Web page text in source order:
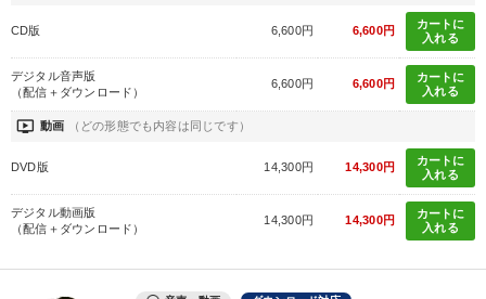
CD版 6,600円 6,600円
カートに
入れる
デジタル音声版
（配信＋ダウンロード）
6,600円 6,600円
カートに
入れる
ondemand_video 動画 （どの形態でも内容は同じです）
DVD版 14,300円 14,300円
カートに
入れる
デジタル動画版
（配信＋ダウンロード）
14,300円 14,300円
カートに
入れる